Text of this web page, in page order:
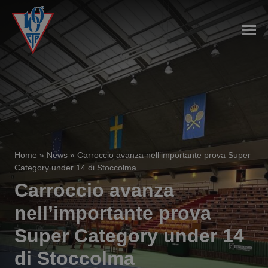
Home » News » Carroccio avanza nell’importante prova Super
Category under 14 di Stoccolma
Carroccio avanza
nell’importante prova
Super Category under 14
di Stoccolma